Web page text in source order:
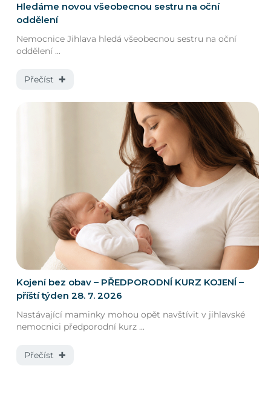
Hledáme novou všeobecnou sestru na oční
oddělení
Nemocnice Jihlava hledá všeobecnou sestru na oční
oddělení ...
Přečíst ✚
Kojení bez obav – PŘEDPORODNÍ KURZ KOJENÍ –
příští týden 28. 7. 2026
Nastávající maminky mohou opět navštívit v jihlavské
nemocnici předporodní kurz ...
Přečíst ✚